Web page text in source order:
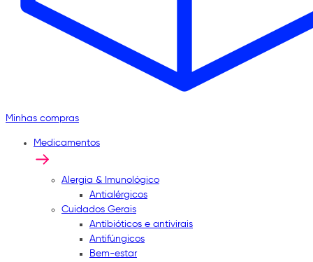
Minhas compras
Medicamentos
Alergia & Imunológico
Antialérgicos
Cuidados Gerais
Antibióticos e antivirais
Antifúngicos
Bem-estar